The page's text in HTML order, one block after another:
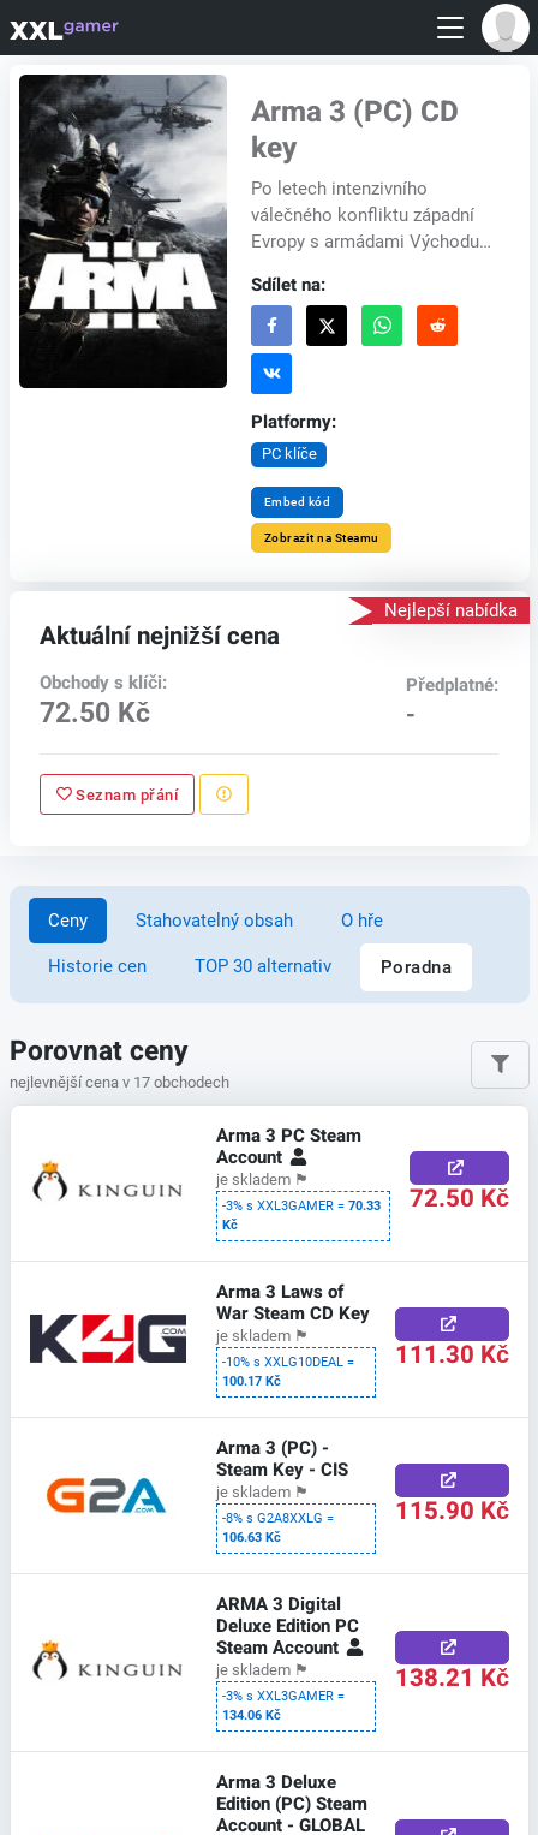
Arma 3 (PC) CD
key
Po letech intenzivního
válečného konfliktu západní
Evropy s armádami Východu
odhodlalo k zoufalému kroku,
získat přísně střežené...
Sdílet na:
Platformy:
PC klíče
Embed kód
Zobrazit na Steamu
Nejlepší nabídka
Aktuální nejnižší cena
Obchody s klíči:
72.50 Kč
Předplatné:
-
Seznam přání
Ceny Stahovatelný obsah O hře
Historie cen TOP 30 alternativ Poradna
Porovnat ceny
nejlevnější cena v 17 obchodech
Arma 3 PC Steam
Account
je skladem 🏴
-3% s XXL3GAMER =70.33
Kč
72.50 Kč
Arma 3 Laws of
War Steam CD Key
je skladem 🏴
-10% s XXLG10DEAL =
100.17 Kč
111.30 Kč
Arma 3 (PC) -
Steam Key - CIS
je skladem 🏴
-8% s G2A8XXLG =
106.63 Kč
115.90 Kč
ARMA 3 Digital
Deluxe Edition PC
Steam Account
je skladem 🏴
-3% s XXL3GAMER =
134.06 Kč
138.21 Kč
Arma 3 Deluxe
Edition (PC) Steam
Account - GLOBAL